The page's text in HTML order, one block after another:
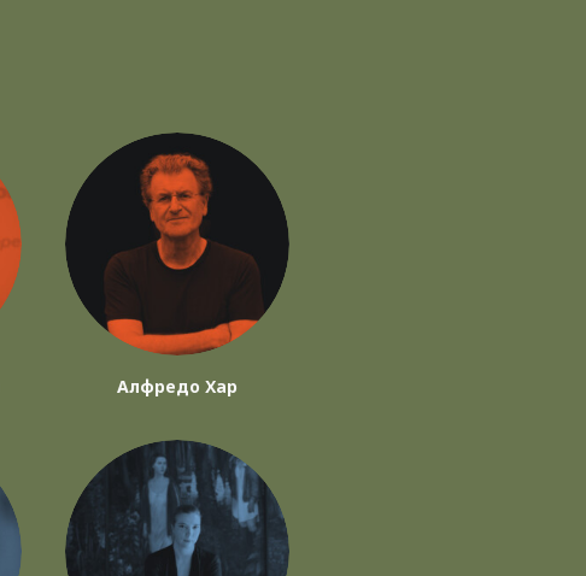
Алфредо Хар